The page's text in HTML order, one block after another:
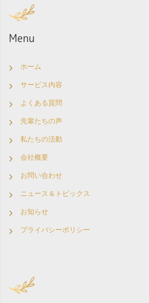
Menu
ホーム
サービス内容
よくある質問
先輩たちの声
私たちの活動
会社概要
お問い合わせ
ニュース＆トピックス
お知らせ
プライバシーポリシー